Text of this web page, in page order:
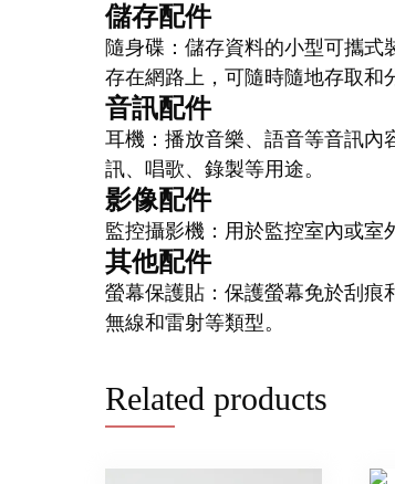
儲存配件
隨身碟：儲存資料的小型可攜
存在網路上，可隨時隨地存取和
音訊配件
耳機：播放音樂、語音等音訊內
訊、唱歌、錄製等用途。
影像配件
監控攝影機：用於監控室內或室
其他配件
螢幕保護貼：保護螢幕免於刮痕
無線和雷射等類型。
Related products